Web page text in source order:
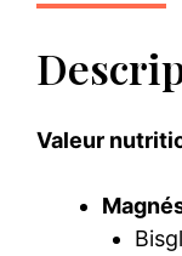
Valeur